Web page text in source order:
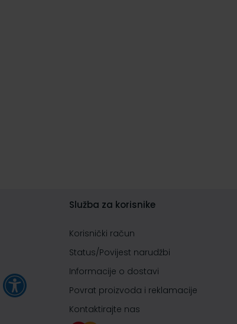
Služba za korisnike
Korisnički račun
Status/Povijest narudžbi
Informacije o dostavi
Povrat proizvoda i reklamacije
Kontaktirajte nas